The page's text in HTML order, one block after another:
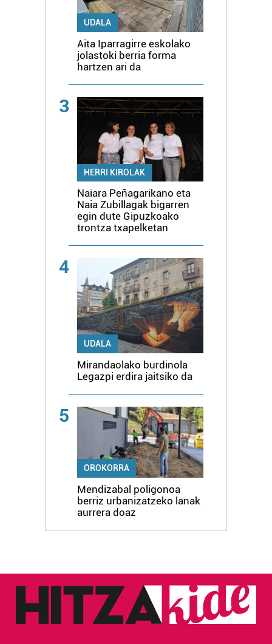
UDALA
Aita Iparragirre eskolako
jolastoki berria forma
hartzen ari da
3
HERRI KIROLAK
Naiara Peñagarikano eta
Naia Zubillagak bigarren
egin dute Gipuzkoako
trontza txapelketan
4
UDALA
Mirandaolako burdinola
Legazpi erdira jaitsiko da
5
OROKORRA
Mendizabal poligonoa
berriz urbanizatzeko lanak
aurrera doaz